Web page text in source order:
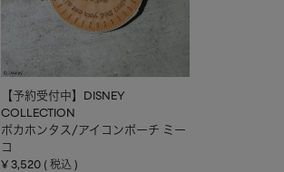
【予約受付中】DISNEY
COLLECTION
ポカホンタス/アイコンポーチ ミー
コ
¥ 3,520 税込